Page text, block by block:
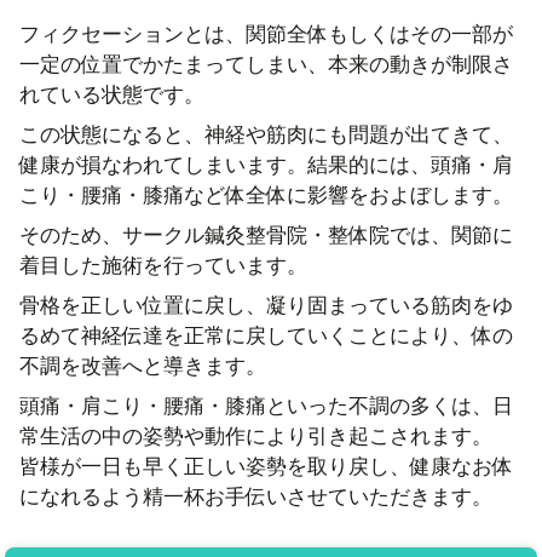
フィクセーションとは、関節全体もしくはその一部が
一定の位置でかたまってしまい、本来の動きが制限さ
れている状態です。
この状態になると、神経や筋肉にも問題が出てきて、
健康が損なわれてしまいます。結果的には、頭痛・肩
こり・腰痛・膝痛など体全体に影響をおよぼします。
そのため、サークル鍼灸整骨院・整体院では、関節に
着目した施術を行っています。
骨格を正しい位置に戻し、凝り固まっている筋肉をゆ
るめて神経伝達を正常に戻していくことにより、体の
不調を改善へと導きます。
頭痛・肩こり・腰痛・膝痛といった不調の多くは、日
常生活の中の姿勢や動作により引き起こされます。
皆様が一日も早く正しい姿勢を取り戻し、健康なお体
になれるよう精一杯お手伝いさせていただきます。